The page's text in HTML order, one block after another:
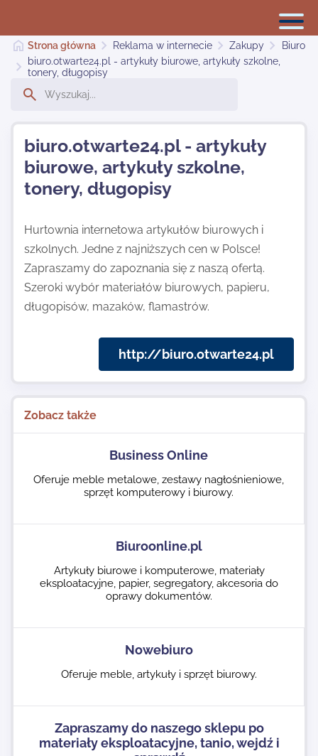
Dodaj stronę
Kontakt
Strona główna Reklama w internecie Zakupy
Biuro
biuro.otwarte24.pl - artykuły biurowe, artykuły szkolne,
tonery, długopisy
biuro.otwarte24.pl - artykuły
biurowe, artykuły szkolne,
tonery, długopisy
Hurtownia internetowa artykułów biurowych i
szkolnych. Jedne z najniższych cen w Polsce!
Zapraszamy do zapoznania się z naszą ofertą.
Szeroki wybór materiałów biurowych, papieru,
długopisów, mazaków, flamastrów.
http://biuro.otwarte24.pl
Zobacz także
Business Online
Oferuje meble metalowe, zestawy nagłośnieniowe,
sprzęt komputerowy i biurowy.
Biuroonline.pl
Artykuły biurowe i komputerowe, materiały
eksploatacyjne, papier, segregatory, akcesoria do
oprawy dokumentów.
Nowebiuro
Oferuje meble, artykuły i sprzęt biurowy.
Zapraszamy do naszego sklepu po
materiały eksploatacyjne, tanio, wejdź i